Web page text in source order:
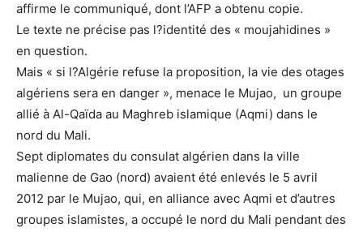
affirme le communiqué, dont l’AFP a obtenu copie.
Le texte ne précise pas l?identité des « moujahidines »
en question.
Mais « si l?Algérie refuse la proposition, la vie des otages
algériens sera en danger », menace le Mujao, un groupe
allié à Al-Qaïda au Maghreb islamique (Aqmi) dans le
nord du Mali.
Sept diplomates du consulat algérien dans la ville
malienne de Gao (nord) avaient été enlevés le 5 avril
2012 par le Mujao, qui, en alliance avec Aqmi et d’autres
groupes islamistes, a occupé le nord du Mali pendant des